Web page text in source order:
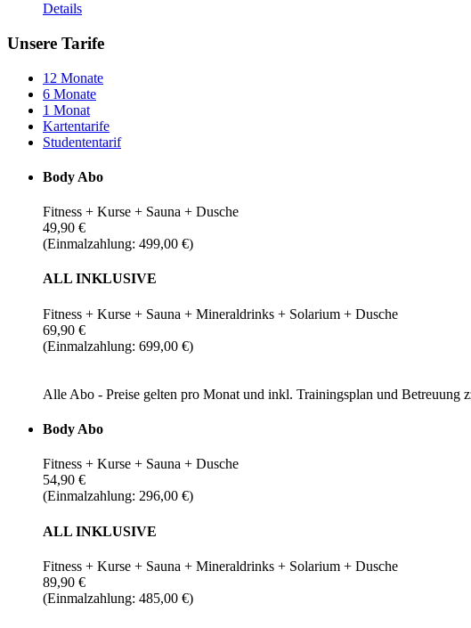
Details
Unsere Tarife
12 Monate
6 Monate
1 Monat
Kartentarife
Studententarif
Body Abo
Fitness + Kurse + Sauna + Dusche
49,90 €
(Einmalzahlung: 499,00 €)
ALL INKLUSIVE
Fitness + Kurse + Sauna + Mineraldrinks + Solarium + Dusche
69,90 €
(Einmalzahlung: 699,00 €)
Alle Abo - Preise gelten pro Monat und inkl. Trainingsplan und Betreuung
Body Abo
Fitness + Kurse + Sauna + Dusche
54,90 €
(Einmalzahlung: 296,00 €)
ALL INKLUSIVE
Fitness + Kurse + Sauna + Mineraldrinks + Solarium + Dusche
89,90 €
(Einmalzahlung: 485,00 €)